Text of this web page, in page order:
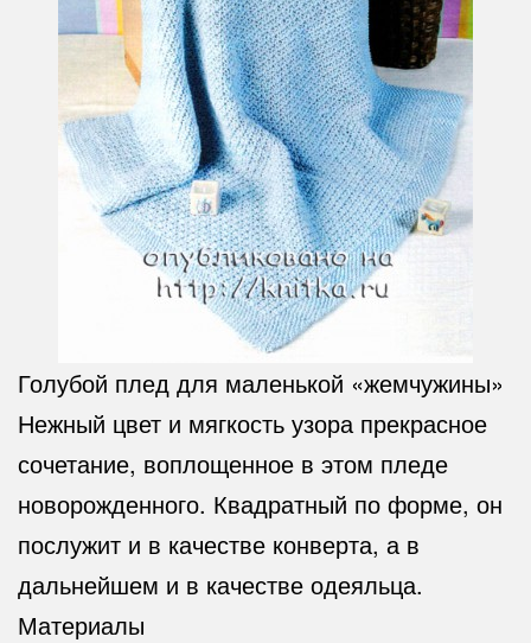
Голубой плед для маленькой «жемчужины»
Нежный цвет и мягкость узора прекрасное
сочетание, воплощенное в этом пледе
новорожденного. Квадратный по форме, он
послужит и в качестве конверта, а в
дальнейшем и в качестве одеяльца.
Материалы